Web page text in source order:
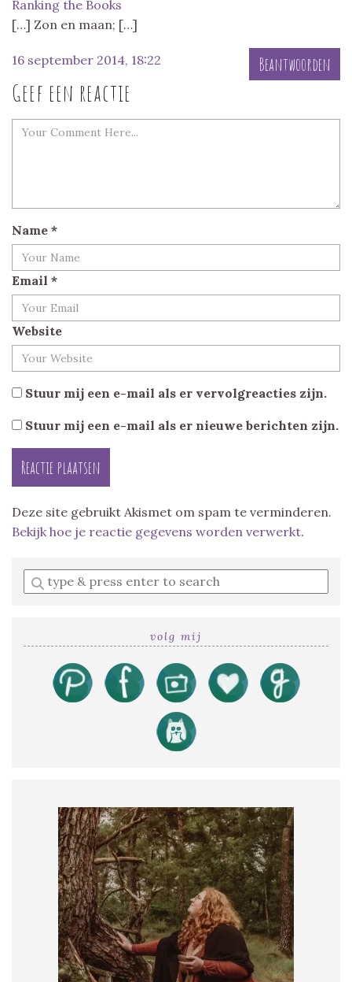
Ranking the Books
[…] Zon en maan; […]
16 september 2014, 18:22 Beantwoorden
Geef een reactie
Name *
Email *
Website
Stuur mij een e-mail als er vervolgreacties zijn.
Stuur mij een e-mail als er nieuwe berichten zijn.
Deze site gebruikt Akismet om spam te verminderen.
Bekijk hoe je reactie gegevens worden verwerkt.
Enter
a
volg mij